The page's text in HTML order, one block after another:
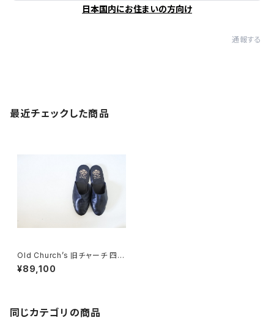
日本国内にお住まいの方向け
通報する
最近チェックした商品
Old Church’s 旧チャーチ 四都
市 Air Travel エアトラベル 8F
DEADSTOCK
¥89,100
同じカテゴリの商品